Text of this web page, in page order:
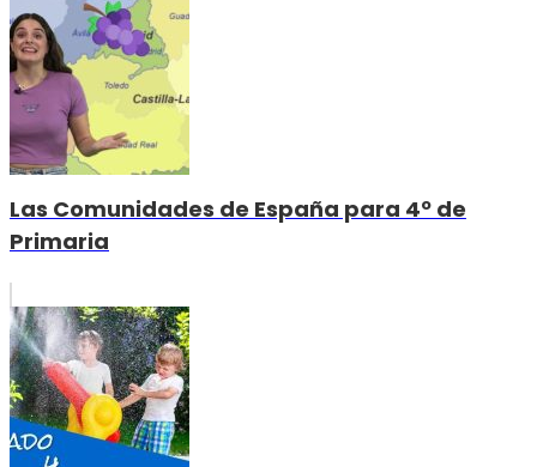
Las Comunidades de España para 4º de
Primaria